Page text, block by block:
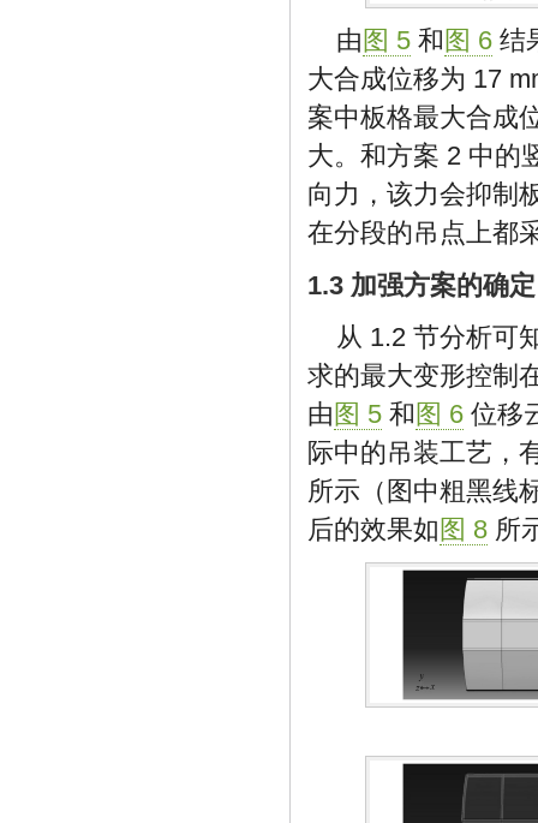
由 图 5 和 图 6 结
大合成位移为 17
案中板格最大合成
大。和方案 2 中的
向力，该力会抑制
在分段的吊点上都
1.3 加强方案的确定
从 1.2 节分析可
求的最大变形控制
由 图 5 和 图 6 位移
际中的吊装工艺，
所示（图中粗黑线
后的效果如 图 8 所